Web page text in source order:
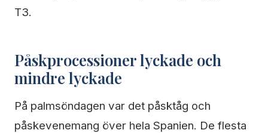
T3.
Påskprocessioner lyckade och
mindre lyckade
På palmsöndagen var det påsktåg och
påskevenemang över hela Spanien. De flesta